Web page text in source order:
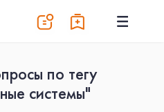
по тегу
системы"